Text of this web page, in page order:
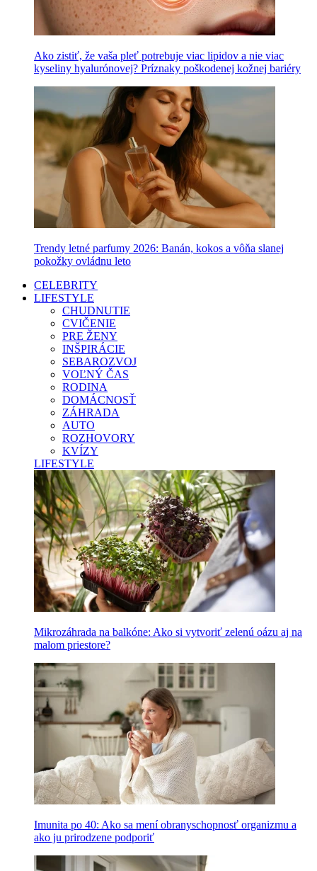
Ako zistiť, že vaša pleť potrebuje viac lipidov a nie viac
kyseliny hyalurónovej? Príznaky poškodenej kožnej bariéry
Trendy letné parfumy 2026: Banán, kokos a vôňa slanej
pokožky ovládnu leto
CELEBRITY
LIFESTYLE
CHUDNUTIE
CVIČENIE
PRE ŽENY
INŠPIRÁCIE
SEBAROZVOJ
VOĽNÝ ČAS
RODINA
DOMÁCNOSŤ
ZÁHRADA
AUTO
ROZHOVORY
KVÍZY
LIFESTYLE
Mikrozáhrada na balkóne: Ako si vytvoriť zelenú oázu aj na
malom priestore?
Imunita po 40: Ako sa mení obranyschopnosť organizmu a
ako ju prirodzene podporiť